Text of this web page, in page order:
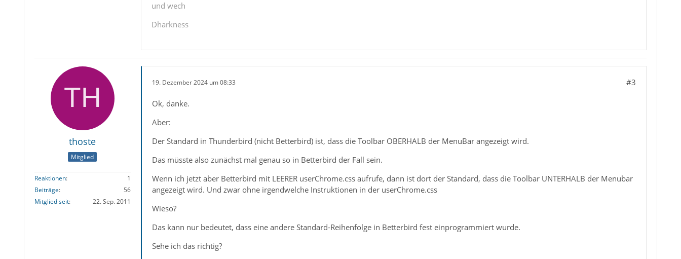
und wech
Dharkness
thoste
Mitglied
Reaktionen
1
Beiträge
56
Mitglied seit
22. Sep. 2011
19. Dezember 2024 um 08:33 #3
Ok, danke.
Aber:
Der Standard in Thunderbird (nicht Betterbird) ist, dass die Toolbar OBERHALB der MenuBar angezeigt wird.
Das müsste also zunächst mal genau so in Betterbird der Fall sein.
Wenn ich jetzt aber Betterbird mit LEERER userChrome.css aufrufe, dann ist dort der Standard, dass die Toolbar UNTERHALB der Menubar
angezeigt wird. Und zwar ohne irgendwelche Instruktionen in der userChrome.css
Wieso?
Das kann nur bedeutet, dass eine andere Standard-Reihenfolge in Betterbird fest einprogrammiert wurde.
Sehe ich das richtig?